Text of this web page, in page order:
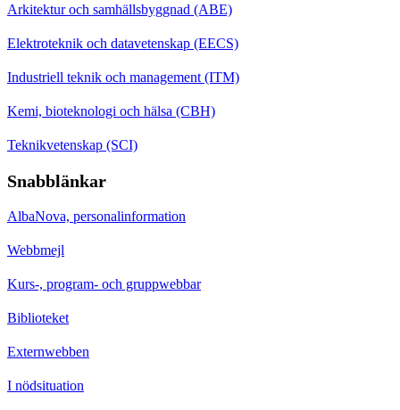
Arkitektur och samhällsbyggnad (ABE)
Elektroteknik och datavetenskap (EECS)
Industriell teknik och management (ITM)
Kemi, bioteknologi och hälsa (CBH)
Teknikvetenskap (SCI)
Snabblänkar
AlbaNova, personalinformation
Webbmejl
Kurs-, program- och gruppwebbar
Biblioteket
Externwebben
I nödsituation